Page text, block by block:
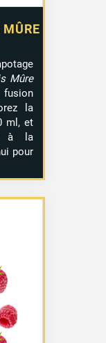
Mûre
la
ml, et
à la
pour